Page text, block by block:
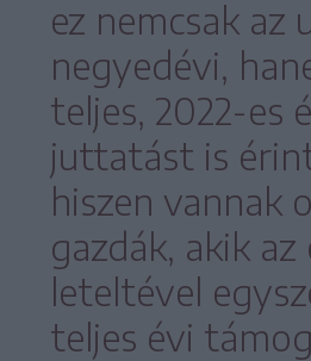
ez nemcsak az
negyedévi,
teljes, 2022-es
juttatást is
hiszen vannak
gazdák, akik
leteltével
teljes évi